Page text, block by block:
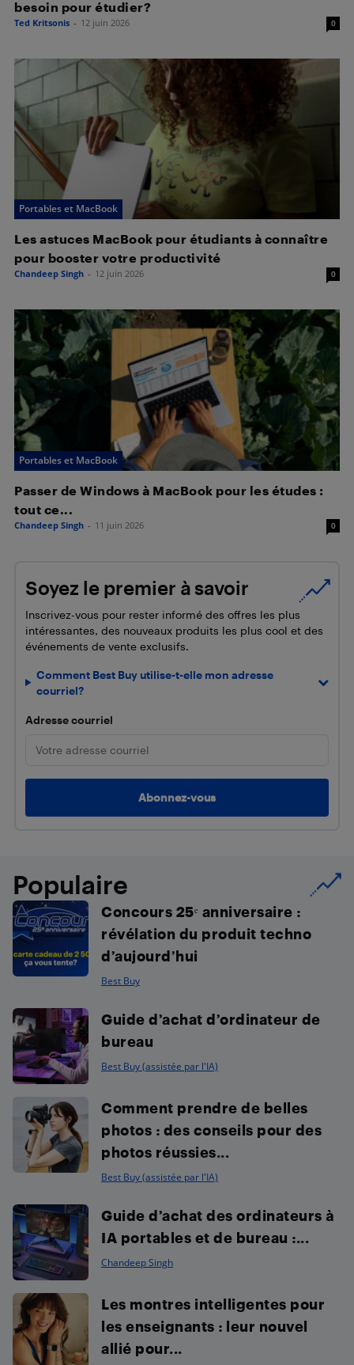
besoin pour étudier?
Ted Kritsonis - 12 juin 2026 0
Portables et MacBook
Les astuces MacBook pour étudiants à connaître
pour booster votre productivité
Chandeep Singh - 12 juin 2026 0
Portables et MacBook
Passer de Windows à MacBook pour les études :
tout ce...
Chandeep Singh - 11 juin 2026 0
Soyez le premier à savoir
Inscrivez-vous pour rester informé des offres les plus
intéressantes, des nouveaux produits les plus cool et des
événements de vente exclusifs.
Comment Best Buy utilise-t-elle mon adresse
courriel?
Adresse courriel
Populaire
Concours 25ᵉ anniversaire :
révélation du produit techno
d’aujourd’hui
Best Buy
Guide d’achat d’ordinateur de
bureau
Best Buy (assistée par l'IA)
Comment prendre de belles
photos : des conseils pour des
photos réussies...
Best Buy (assistée par l'IA)
Guide d’achat des ordinateurs à
IA portables et de bureau :...
Chandeep Singh
Les montres intelligentes pour
les enseignants : leur nouvel
allié pour...